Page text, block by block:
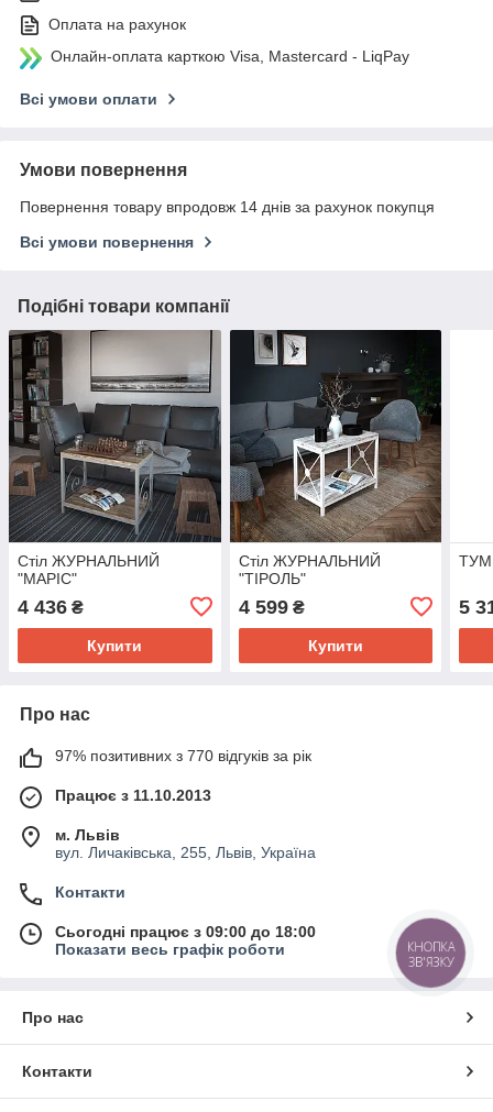
Оплата на рахунок
Онлайн-оплата карткою Visa, Mastercard - LiqPay
Всі умови оплати
Умови повернення
Повернення товару впродовж 14 днів за рахунок покупця
Всі умови повернення
Подібні товари компанії
Стіл ЖУРНАЛЬНИЙ
"МАРІС"
4 436 ₴
Купити
Стіл ЖУРНАЛЬНИЙ
"ТІРОЛЬ"
4 599₴
Купити
5
Про нас
97% позитивних з 770 відгуків за рік
Працює з 11.10.2013
м. Львів
вул. Личаківська, 255, Львів, Україна
Контакти
Сьогодні працює з 09:00 до 18:00
Показати весь графік роботи
Про нас
Контакти
КНОПКА
ЗВ'ЯЗКУ